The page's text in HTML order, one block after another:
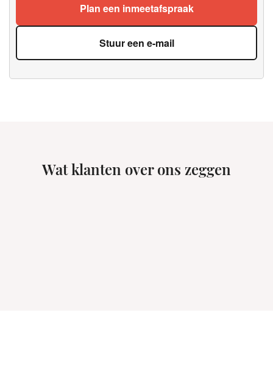
Plan een inmeetafspraak
Stuur een e-mail
Wat klanten over ons zeggen